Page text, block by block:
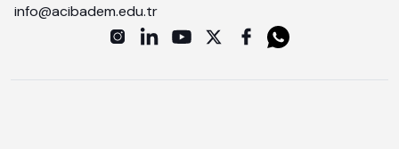
info@acibadem.edu.tr